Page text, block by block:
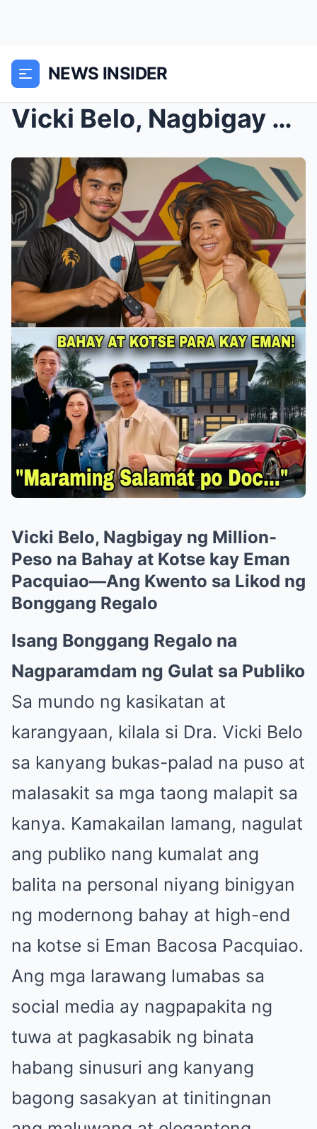
NEWS INSIDER
Vicki Belo, Nagbigay ng Million-Peso na Bahay at K...
Vicki Belo, Nagbigay ng Million-
Peso na Bahay at Kotse kay Eman
Pacquiao—Ang Kwento sa Likod ng
Bonggang Regalo
Isang Bonggang Regalo na
Nagparamdam ng Gulat sa Publiko
Sa mundo ng kasikatan at
karangyaan, kilala si Dra. Vicki Belo
sa kanyang bukas-palad na puso at
malasakit sa mga taong malapit sa
kanya. Kamakailan lamang, nagulat
ang publiko nang kumalat ang
balita na personal niyang binigyan
ng modernong bahay at high-end
na kotse si Eman Bacosa Pacquiao.
Ang mga larawang lumabas sa
social media ay nagpapakita ng
tuwa at pagkasabik ng binata
habang sinusuri ang kanyang
bagong sasakyan at tinitingnan